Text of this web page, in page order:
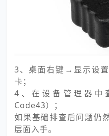
3、桌面右键→显示设
卡；
4、在设备管理器中
Code43）；
如果基础排查后问题仍
层面入手。